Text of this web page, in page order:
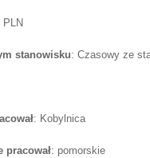
PLN
stanowisku: Czasowy ze
: Kobylnica
pracował: pomorskie